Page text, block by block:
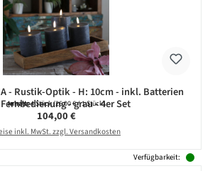
- Rustik-Optik - H: 10cm - inkl. Batterien
- grau - 4er Set
Inhalt:4 Stück(26,00 € / 1 Stück)
Regulärer Preis:
104,00 €
inkl. MwSt. zzgl. Versandkosten
Verfügbarkeit: